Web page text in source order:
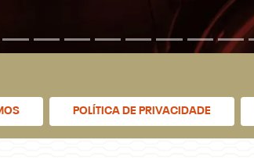
POLÍTICA DE PRIVACIDADE